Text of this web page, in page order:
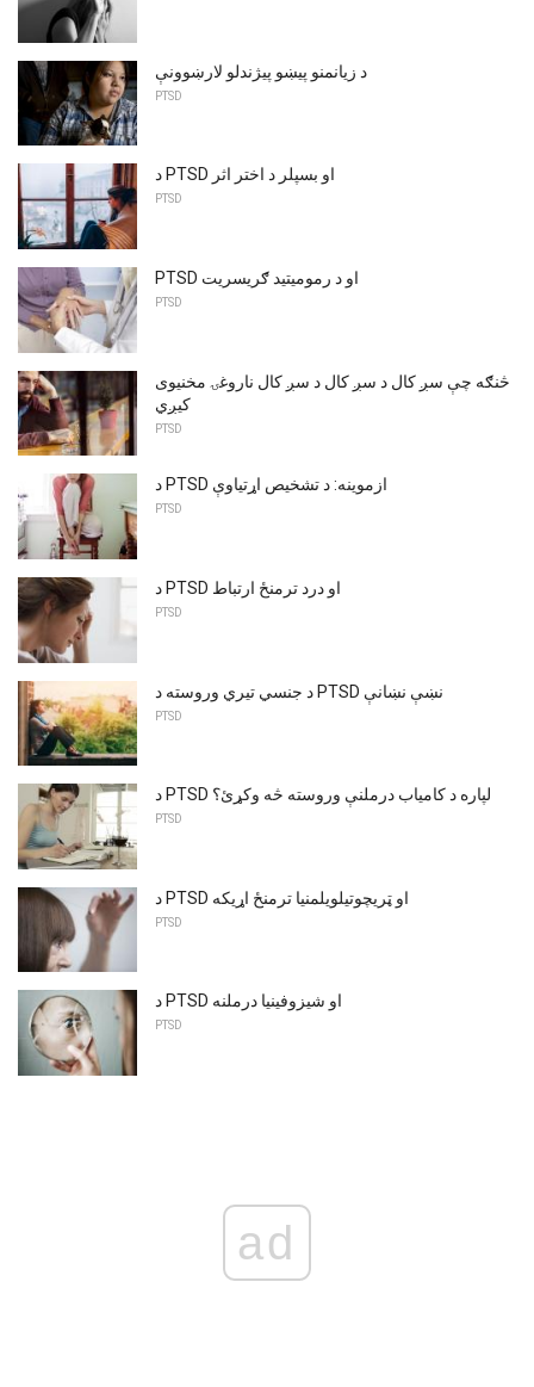
د زیانمنو پیښو پیژندلو لارښوونې
PTSD
د PTSD او بسپلر د اختر اثر
PTSD
PTSD او د رمومیتید ګریسریت
PTSD
څنګه چې سږ کال د سږ کال د سږ کال ناروغۍ مخنیوی
کیږي
PTSD
د PTSD ازموینه: د تشخیص اړتیاوې
PTSD
د PTSD او درد ترمنځ ارتباط
PTSD
د جنسي تیري وروسته د PTSD نښې نښانې
PTSD
د PTSD لپاره د کامیاب درملنې وروسته څه وکړئ؟
PTSD
د PTSD او ټریچوتیلویلمنیا ترمنځ اړیکه
PTSD
د PTSD او شیزوفینیا درملنه
PTSD
ad